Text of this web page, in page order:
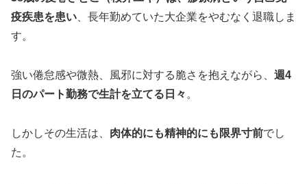
疫疾患を患い 、長年勤めていた大企業をやむなく退職しま
す。
強い倦怠感や微熱、風邪に対する脆さを抱えながら、 週4
日のパート勤務で生計を立てる日々 。
しかしその生活は、 肉体的にも精神的にも限界寸前でし
た。